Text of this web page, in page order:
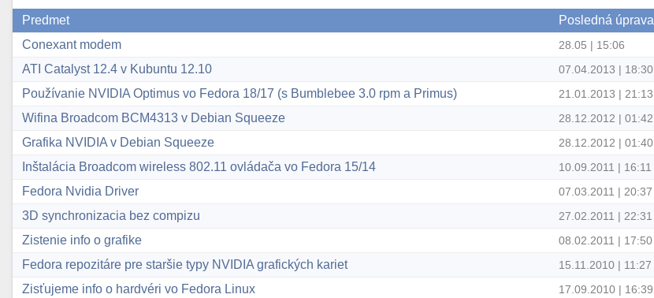
Predmet
Posledná úprava
Conexant modem
28.05 | 15:06
ATI Catalyst 12.4 v Kubuntu 12.10 07.04.2013 | 18:30
Používanie NVIDIA Optimus vo Fedora 18/17 (s Bumblebee 3.0 rpm a Primus) 21.01.2013 | 21:13
Wifina Broadcom BCM4313 v Debian Squeeze 28.12.2012 | 01:42
Grafika NVIDIA v Debian Squeeze 28.12.2012 | 01:40
Inštalácia Broadcom wireless 802.11 ovládača vo Fedora 15/14 10.09.2011 | 16:11
Fedora Nvidia Driver 07.03.2011 | 20:37
3D synchronizacia bez compizu 27.02.2011 | 22:31
Zistenie info o grafike 08.02.2011 | 17:50
Fedora repozitáre pre staršie typy NVIDIA grafických kariet 15.11.2010 | 11:27
Zisťujeme info o hardvéri vo Fedora Linux 17.09.2010 | 16:39